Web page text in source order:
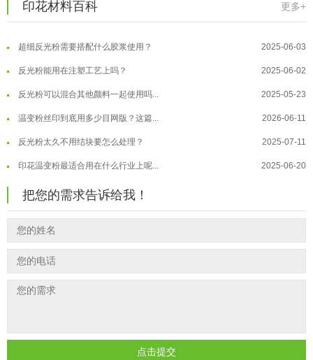
温变粉大批量保存指南｜做对这几步... 2026-07-17
温变粉"罢工"指南：为... 2026-07-10
温变粉到底怕不怕酸碱和酒精？ 2026-07-09
温变粉"烤"问：长期加... 2026-07-07
温变粉耐温真相：注塑"高温炼... 2026-07-03
夜间安全卫士：丝印反光粉搭配全攻... 2026-01-20
印花材料百科 更多+
超细反光粉需要搭配什么胶浆使用？ 2025-06-03
反光粉能用在注塑工艺上吗？ 2025-06-02
反光粉可以混合其他颜料一起使用吗... 2025-05-23
温变粉丝印到底用多少目网版？这篇... 2026-06-11
反光粉太久不用结块要怎么处理？ 2025-07-11
印花温变粉最适合用在什么行业上呢... 2025-06-20
超细反光粉怎么印牢度才会更好？ 2025-06-11
反光粉是永久有效的吗？能用多久？
外墙涂料中怎么添加反光粉使用？
超细反光粉需要搭配什么胶浆使用？ 2025-06-03
把您的需求告诉给我！
点击提交